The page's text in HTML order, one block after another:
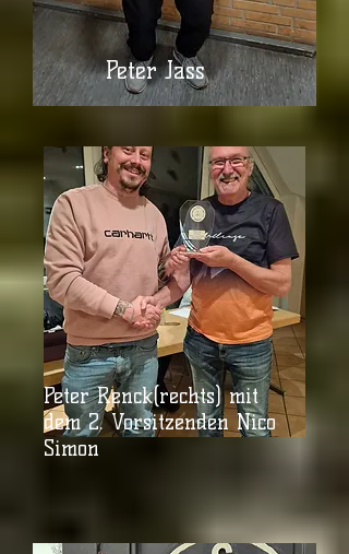
Peter Jass
Peter Renck(rechts) mit
dem 2. Vorsitzenden Nico
Simon